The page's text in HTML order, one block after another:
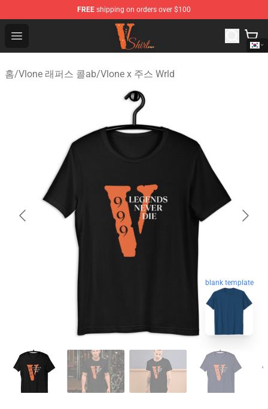
FREE shipping on orders over $100
Open menu
Vlone Shirt Store - Official Vlone Shirt Shop
홈/Vlone 래퍼스 콜ab/Vlone x 주스 Wrld
blank template